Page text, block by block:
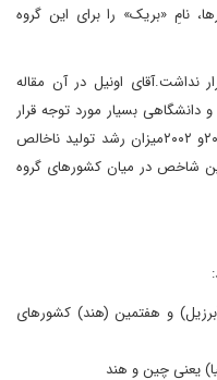
نامِ «بریک» را برای این گروه
نداشت.آقای اونیل در آن مقاله
دانشگاهی بسیار مورد توجه قرار
گرفت پیش‌بینی کرده بود که در سال‌های ۲۰۰۱و ۲۰۰۲میزان رشد تولید ناخالص
شاخص در میان کشورهای گروه
و هفتمین (هند) کشورهای
یعنی چین و هند